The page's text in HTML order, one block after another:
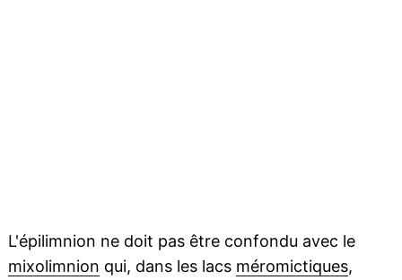
L'épilimnion ne doit pas être confondu avec le
mixolimnion qui, dans les lacs méromictiques,